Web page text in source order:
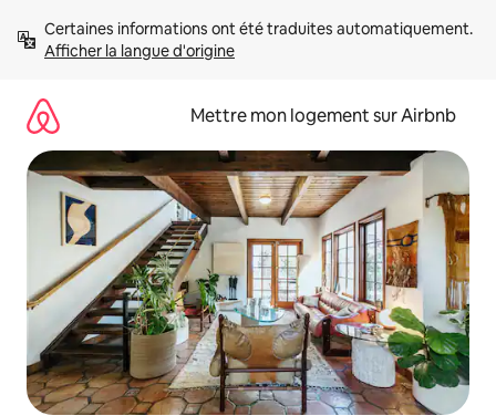
directement
Afficher la langue d'origine
Mettre mon logement sur Airbnb